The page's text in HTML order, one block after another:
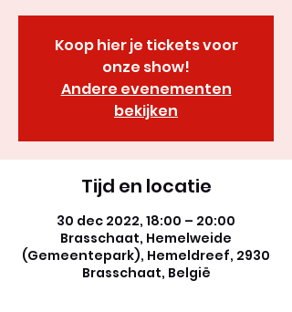
Koop hier je tickets voor
onze show!
Andere evenementen
bekijken
Tijd en locatie
30 dec 2022, 18:00 – 20:00
Brasschaat, Hemelweide
(Gemeentepark), Hemeldreef, 2930
Brasschaat, België